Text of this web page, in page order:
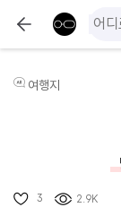
여행지
3 2.9K